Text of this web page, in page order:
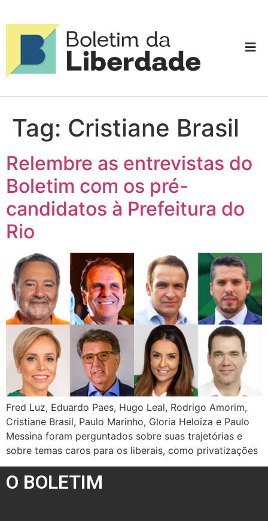
Tag: Cristiane Brasil
Relembre as entrevistas do
Boletim com os pré-
candidatos à Prefeitura do
Rio
Fred Luz, Eduardo Paes, Hugo Leal, Rodrigo Amorim,
Cristiane Brasil, Paulo Marinho, Gloria Heloiza e Paulo
Messina foram perguntados sobre suas trajetórias e
sobre temas caros para os liberais, como privatizações
O BOLETIM